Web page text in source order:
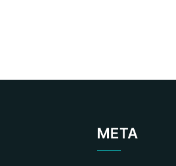
META